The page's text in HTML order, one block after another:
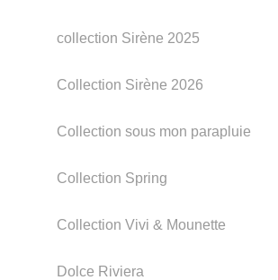
collection Sirène 2025
Collection Sirène 2026
Collection sous mon parapluie
Collection Spring
Collection Vivi & Mounette
Dolce Riviera